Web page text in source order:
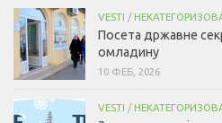
VESTI /
Посета државне
омладину
10 ФЕБ, 2026
VESTI /